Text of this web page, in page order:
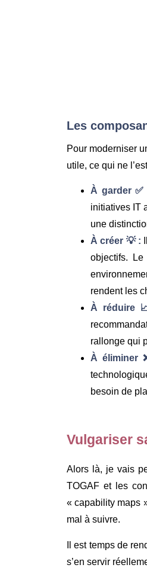
Les
Pour moderniser
utile, ce qui ne
À garder
initiatives IT
une
À créer 💡 :
objectifs.
rendent les
À réduire
rallonge qui
À éliminer
besoin de
Vulgariser
Alors là, je vais
TOGAF et les
« capability maps
mal à suivre.
Il est temps de
s’en servir